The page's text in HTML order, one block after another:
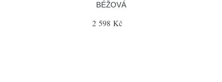
BÉŽOVÁ
2 598 Kč